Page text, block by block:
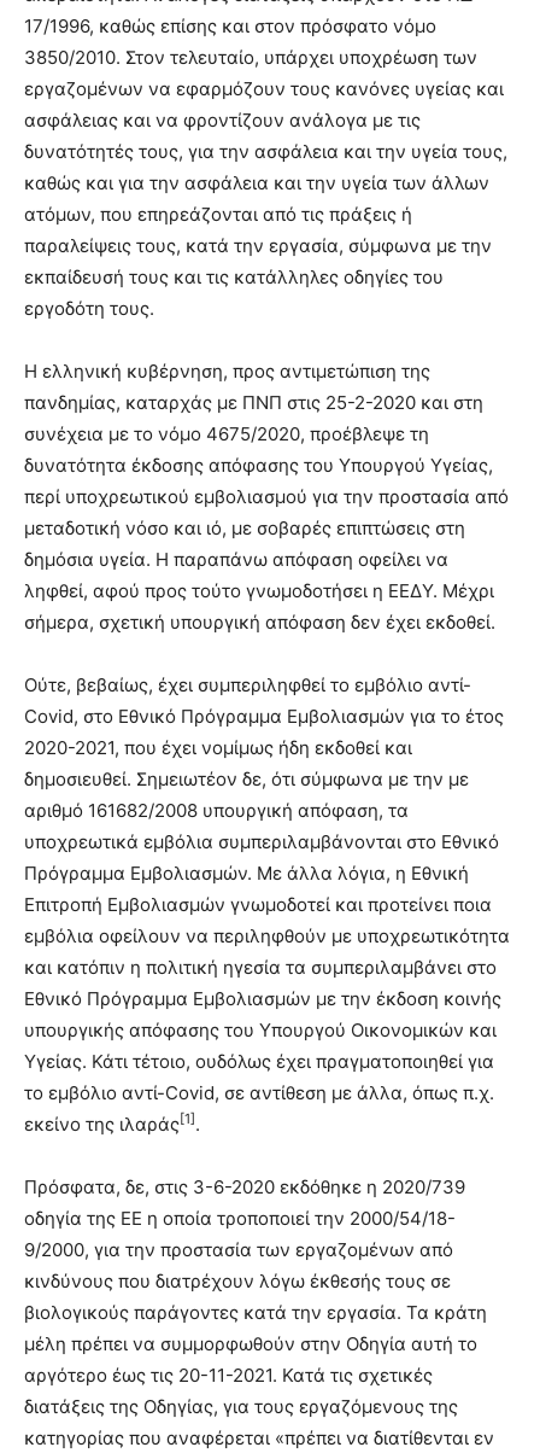
17/1996, καθώς επίσης και στον πρόσφατο νόμο
3850/2010. Στον τελευταίο, υπάρχει υποχρέωση των
εργαζομένων να εφαρμόζουν τους κανόνες υγείας και
ασφάλειας και να φροντίζουν ανάλογα με τις
δυνατότητές τους, για την ασφάλεια και την υγεία τους,
καθώς και για την ασφάλεια και την υγεία των άλλων
ατόμων, που επηρεάζονται από τις πράξεις ή
παραλείψεις τους, κατά την εργασία, σύμφωνα με την
εκπαίδευσή τους και τις κατάλληλες οδηγίες του
εργοδότη τους.
Η ελληνική κυβέρνηση, προς αντιμετώπιση της
πανδημίας, καταρχάς με ΠΝΠ στις 25-2-2020 και στη
συνέχεια με το νόμο 4675/2020, προέβλεψε τη
δυνατότητα έκδοσης απόφασης του Υπουργού Υγείας,
περί υποχρεωτικού εμβολιασμού για την προστασία από
μεταδοτική νόσο και ιό, με σοβαρές επιπτώσεις στη
δημόσια υγεία. Η παραπάνω απόφαση οφείλει να
ληφθεί, αφού προς τούτο γνωμοδοτήσει η ΕΕΔΥ. Μέχρι
σήμερα, σχετική υπουργική απόφαση δεν έχει εκδοθεί.
Ούτε, βεβαίως, έχει συμπεριληφθεί το εμβόλιο αντί-
Covid, στο Εθνικό Πρόγραμμα Εμβολιασμών για το έτος
2020-2021, που έχει νομίμως ήδη εκδοθεί και
δημοσιευθεί. Σημειωτέον δε, ότι σύμφωνα με την με
αριθμό 161682/2008 υπουργική απόφαση, τα
υποχρεωτικά εμβόλια συμπεριλαμβάνονται στο Εθνικό
Πρόγραμμα Εμβολιασμών. Με άλλα λόγια, η Εθνική
Επιτροπή Εμβολιασμών γνωμοδοτεί και προτείνει ποια
εμβόλια οφείλουν να περιληφθούν με υποχρεωτικότητα
και κατόπιν η πολιτική ηγεσία τα συμπεριλαμβάνει στο
Εθνικό Πρόγραμμα Εμβολιασμών με την έκδοση κοινής
υπουργικής απόφασης του Υπουργού Οικονομικών και
Υγείας. Κάτι τέτοιο, ουδόλως έχει πραγματοποιηθεί για
το εμβόλιο αντί-Covid, σε αντίθεση με άλλα, όπως π.χ.
εκείνο της ιλαράς[1] .
Πρόσφατα, δε, στις 3-6-2020 εκδόθηκε η 2020/739
οδηγία της ΕΕ η οποία τροποποιεί την 2000/54/18-
9/2000, για την προστασία των εργαζομένων από
κινδύνους που διατρέχουν λόγω έκθεσής τους σε
βιολογικούς παράγοντες κατά την εργασία. Τα κράτη
μέλη πρέπει να συμμορφωθούν στην Οδηγία αυτή το
αργότερο έως τις 20-11-2021. Κατά τις σχετικές
διατάξεις της Οδηγίας, για τους εργαζόμενους της
κατηγορίας που αναφέρεται «πρέπει να διατίθενται εν